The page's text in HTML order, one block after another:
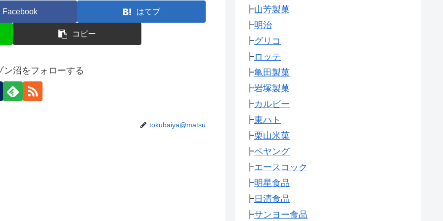
Facebook はてブ
コピー
ン沼をフォローする
tokubaiya@matsu
┣山芳製菓
┣明治
┣グリコ
┣ロッテ
┣亀田製菓
┣岩塚製菓
┣カルビー
┣東ハト
┣栗山米菓
┣ペヤング
┣エースコック
┣明星食品
┣日清食品
┣サンヨー食品